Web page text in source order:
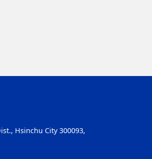
Hsinchu City 300093,